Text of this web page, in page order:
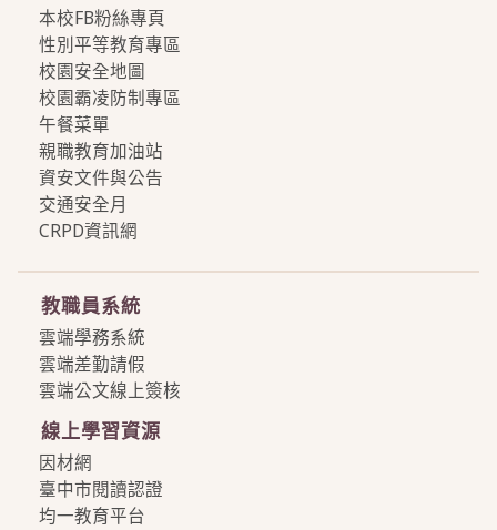
本校FB粉絲專頁
性別平等教育專區
校園安全地圖
校園霸凌防制專區
午餐菜單
親職教育加油站
資安文件與公告
交通安全月
CRPD資訊網
教職員系統
雲端學務系統
雲端差勤請假
雲端公文線上簽核
線上學習資源
因材網
臺中市閱讀認證
均一教育平台